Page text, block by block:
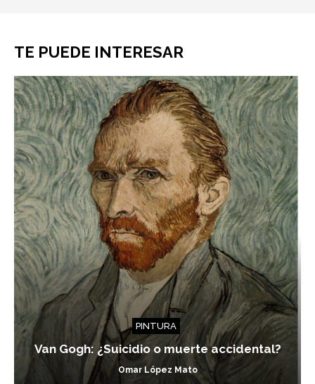
TE PUEDE INTERESAR
PINTURA
Van Gogh: ¿Suicidio o muerte accidental?
Omar López Mato